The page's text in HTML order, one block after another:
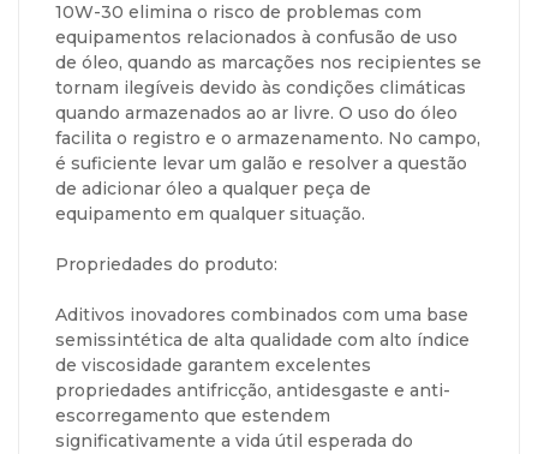
10W-30 elimina o risco de problemas com
equipamentos relacionados à confusão de uso
de óleo, quando as marcações nos recipientes se
tornam ilegíveis devido às condições climáticas
quando armazenados ao ar livre. O uso do óleo
facilita o registro e o armazenamento. No campo,
é suficiente levar um galão e resolver a questão
de adicionar óleo a qualquer peça de
equipamento em qualquer situação.
Propriedades do produto:
Aditivos inovadores combinados com uma base
semissintética de alta qualidade com alto índice
de viscosidade garantem excelentes
propriedades antifricção, antidesgaste e anti-
escorregamento que estendem
significativamente a vida útil esperada do